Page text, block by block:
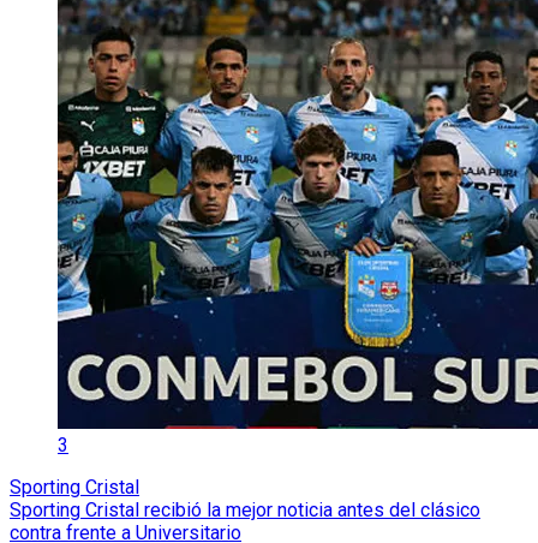
3
Sporting Cristal
Sporting Cristal recibió la mejor noticia antes del clásico
contra frente a Universitario